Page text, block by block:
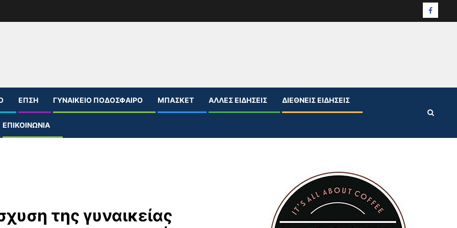
ΕΠΣΗ ΓΥΝΑΙΚΕΊΟ ΠΟΔΌΣΦΑΙΡΟ ΜΠΆΣΚΕΤ ΆΛΛΕΣ ΕΙΔΉΣΕΙΣ ΔΙΕΘΝΕΊΣ ΕΙΔΉΣΕΙΣ
ΕΠΙΚΟΙΝΩΝΊΑ
της γυναικείας